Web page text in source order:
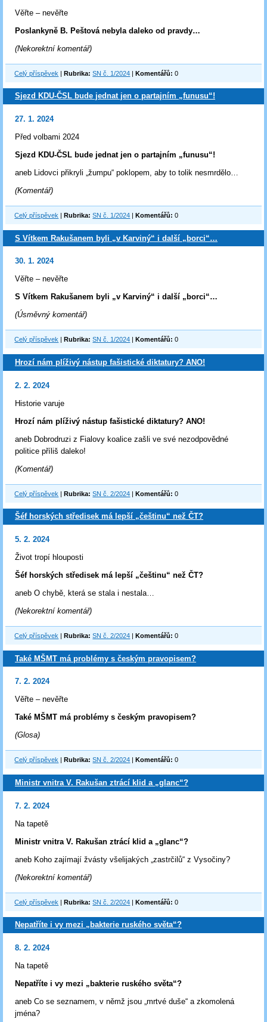
Věřte – nevěřte
Poslankyně B. Peštová nebyla daleko od pravdy…
(Nekorektní komentář)
Celý příspěvek |Rubrika: SN č. 1/2024 |Komentářů: 0
Sjezd KDU-ČSL bude jednat jen o partajním „funusu“!
27. 1. 2024
Před volbami 2024
Sjezd KDU-ČSL bude jednat jen o partajním „funusu“!
aneb Lidovci přikryli „žumpu“ poklopem, aby to tolik nesmrdělo…
(Komentář)
Celý příspěvek |Rubrika: SN č. 1/2024 |Komentářů: 0
S Vítkem Rakušanem byli „v Karviný“ i další „borci“…
30. 1. 2024
Věřte – nevěřte
S Vítkem Rakušanem byli „v Karviný“ i další „borci“…
(Úsměvný komentář)
Celý příspěvek Rubrika: SN č. 1/2024 Komentářů: 0
Hrozí nám plíživý nástup fašistické diktatury? ANO!
2. 2. 2024
Historie varuje
Hrozí nám plíživý nástup fašistické diktatury? ANO!
aneb Dobrodruzi z Fialovy koalice zašli ve své nezodpovědné
politice příliš daleko!
(Komentář)
Celý příspěvek |Rubrika: SN č. 2/2024 |Komentářů: 0
Šéf horských středisek má lepší „češtinu“ než ČT?
5. 2. 2024
Život tropí hlouposti
Šéf horských středisek má lepší „češtinu“ než ČT?
aneb O chybě, která se stala i nestala…
(Nekorektní komentář)
Celý příspěvek |Rubrika: SN č. 2/2024 |Komentářů: 0
Také MŠMT má problémy s českým pravopisem?
7. 2. 2024
Věřte – nevěřte
Také MŠMT má problémy s českým pravopisem?
(Glosa)
Celý příspěvek Rubrika: SN č. 2/2024 Komentářů: 0
Ministr vnitra V. Rakušan ztrácí klid a „glanc“?
7. 2. 2024
Na tapetě
Ministr vnitra V. Rakušan ztrácí klid a „glanc“?
aneb Koho zajímají žvásty všelijakých „zastrčilů“ z Vysočiny?
(Nekorektní komentář)
Celý příspěvek |Rubrika: SN č. 2/2024 |Komentářů: 0
Nepatříte i vy mezi „bakterie ruského světa“?
8. 2. 2024
Na tapetě
Nepatříte i vy mezi „bakterie ruského světa“?
aneb Co se seznamem, v němž jsou „mrtvé duše“ a zkomolená
jména?